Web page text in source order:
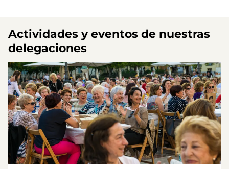
Actividades y eventos de nuestras
delegaciones